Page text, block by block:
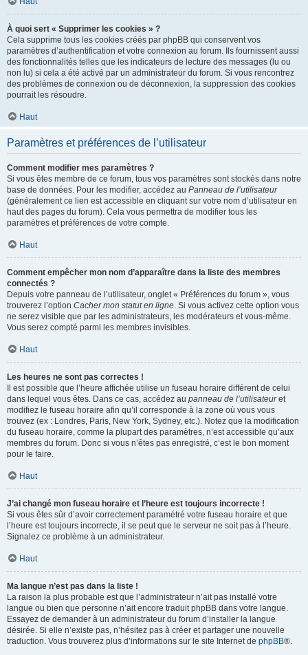
À quoi sert « Supprimer les cookies » ?
Cela supprime tous les cookies créés par phpBB qui conservent vos
paramètres d’authentification et votre connexion au forum. Ils fournissent aussi
des fonctionnalités telles que les indicateurs de lecture des messages (lu ou
non lu) si cela a été activé par un administrateur du forum. Si vous rencontrez
des problèmes de connexion ou de déconnexion, la suppression des cookies
pourrait les résoudre.
Haut
Paramètres et préférences de l’utilisateur
Comment modifier mes paramètres ?
Si vous êtes membre de ce forum, tous vos paramètres sont stockés dans notre
base de données. Pour les modifier, accédez au Panneau de l’utilisateur
(généralement ce lien est accessible en cliquant sur votre nom d’utilisateur en
haut des pages du forum). Cela vous permettra de modifier tous les
paramètres et préférences de votre compte.
Haut
Comment empêcher mon nom d’apparaître dans la liste des membres
connectés ?
Depuis votre panneau de l’utilisateur, onglet « Préférences du forum », vous
trouverez l’option Cacher mon statut en ligne. Si vous activez cette option vous
ne serez visible que par les administrateurs, les modérateurs et vous-même.
Vous serez compté parmi les membres invisibles.
Haut
Les heures ne sont pas correctes !
Il est possible que l’heure affichée utilise un fuseau horaire différent de celui
dans lequel vous êtes. Dans ce cas, accédez au panneau de l’utilisateuret
modifiez le fuseau horaire afin qu’il corresponde à la zone où vous vous
trouvez (ex : Londres, Paris, New York, Sydney, etc.). Notez que la modification
du fuseau horaire, comme la plupart des paramètres, n’est accessible qu’aux
membres du forum. Donc si vous n’êtes pas enregistré, c’est le bon moment
pour le faire.
Haut
J’ai changé mon fuseau horaire et l’heure est toujours incorrecte !
Si vous êtes sûr d’avoir correctement paramétré votre fuseau horaire et que
l’heure est toujours incorrecte, il se peut que le serveur ne soit pas à l’heure.
Signalez ce problème à un administrateur.
Haut
Ma langue n’est pas dans la liste !
La raison la plus probable est que l’administrateur n’ait pas installé votre
langue ou bien que personne n’ait encore traduit phpBB dans votre langue.
Essayez de demander à un administrateur du forum d’installer la langue
désirée. Si elle n’existe pas, n’hésitez pas à créer et partager une nouvelle
traduction. Vous trouverez plus d’informations sur le site Internet de phpBB®.